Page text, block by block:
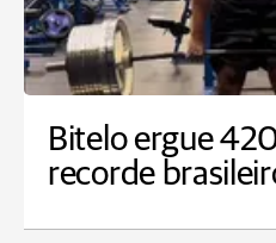
Bitelo ergue
recorde